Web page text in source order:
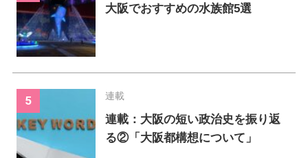
大阪でおすすめの水族館5選
連載
連載：大阪の短い政治史を振り返
る②「大阪都構想について」